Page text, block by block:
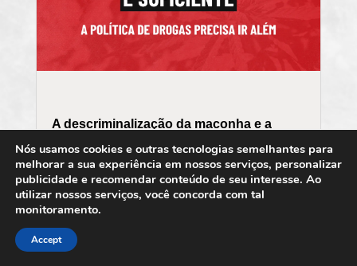
A descriminalização da maconha e a
Artigos ,Publicações
Nós usamos cookies e outras tecnologias semelhantes para
melhorar a sua experiência em nossos serviços, personalizar
publicidade e recomendar conteúdo de seu interesse. Ao
utilizar nossos serviços, você concorda com tal
monitoramento.
Accept